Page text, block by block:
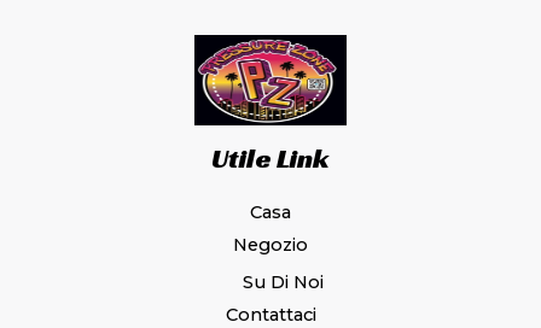
Utile Link
Casa
Negozio
Su Di Noi
Contattaci